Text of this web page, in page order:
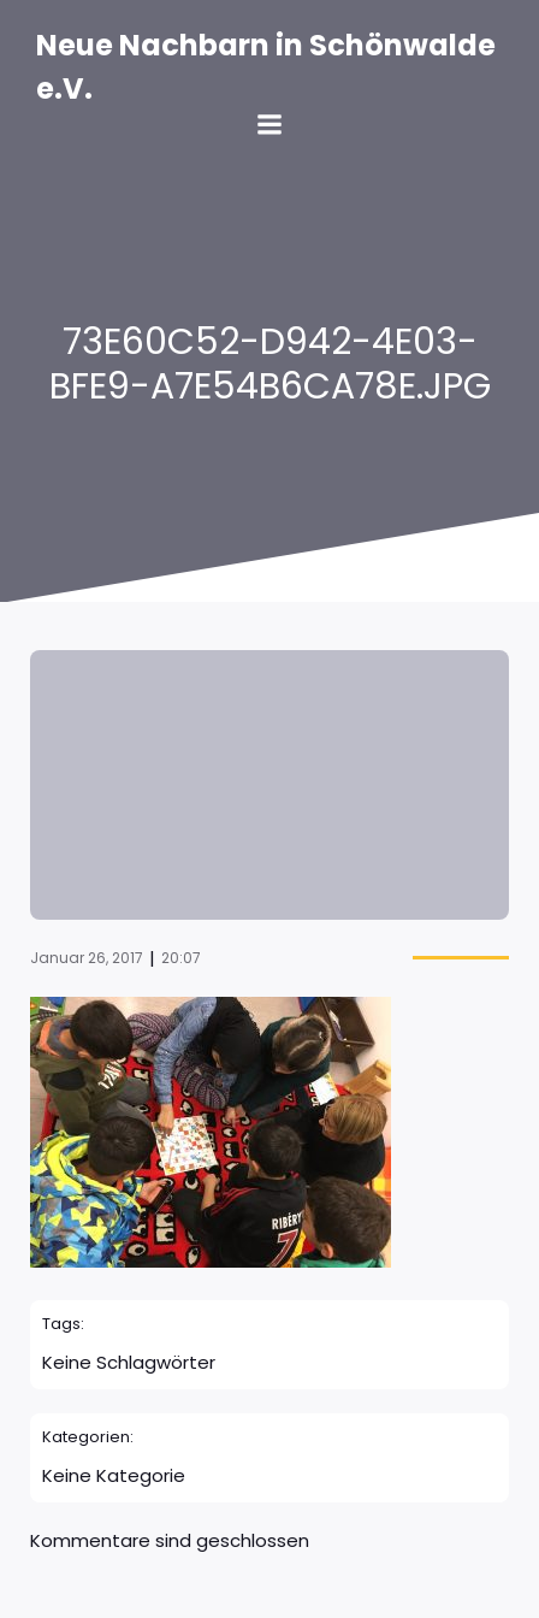
Inhalt
springenNeue Nachbarn in Schönwalde
e.V.
73E60C52-D942-4E03-
BFE9-A7E54B6CA78E.JPG
Januar 26, 2017 | 20:07
Tags:
Keine Schlagwörter
Kategorien:
Keine Kategorie
Kommentare sind geschlossen